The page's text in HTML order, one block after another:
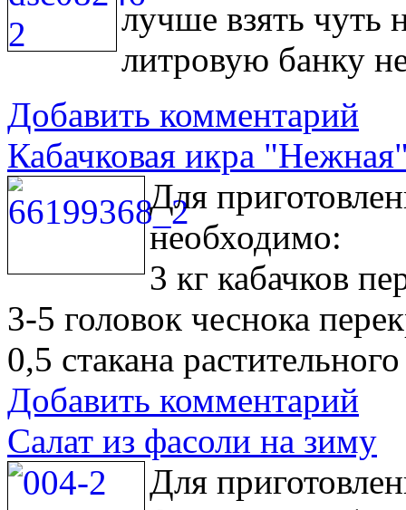
лучше взять чуть
литровую банку
Добавить комментарий
Кабачковая икра
Для
необходимо:
3 кг кабачков
3-5 головок чеснока
0,5 стакана
Добавить комментарий
Салат из фасоли на зиму
Для